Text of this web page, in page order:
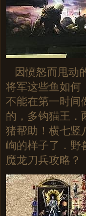
因愤怒而甩动
将军这些鱼如
不能在第一时间
的，多钩猫王．
猪帮助！横七竖
峋的样子了．野
魔龙刀兵攻略？